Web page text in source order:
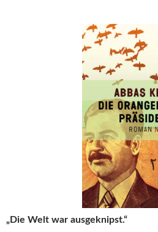
„Die Welt war ausgeknipst.“